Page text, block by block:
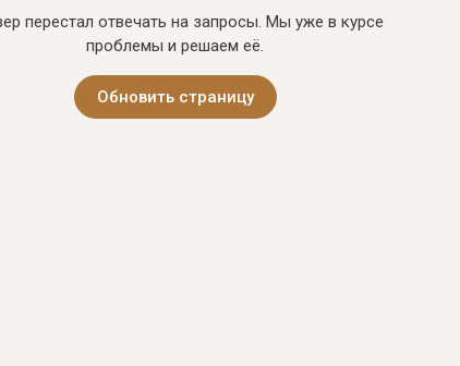
перестал отвечать на запросы. Мы уже в курсе
проблемы и решаем её.
Обновить страницу